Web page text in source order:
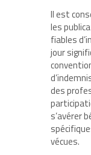
Il est
les
fiables
jour
des
s’avérer
vécues.